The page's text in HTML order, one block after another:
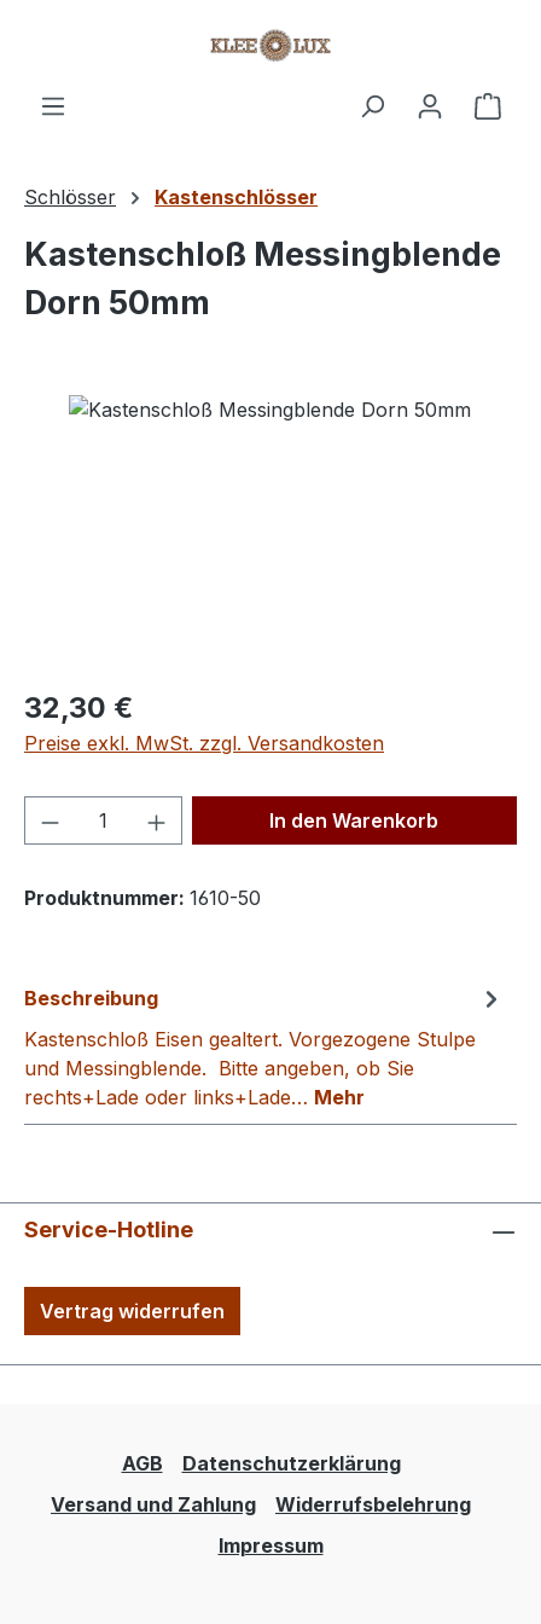
Schlösser Kastenschlösser
Kastenschloß Messingblende
Dorn 50mm
Regulärer Preis:
32,30 €
Preise exkl. MwSt. zzgl. Versandkosten
Produkt Anzahl: Gib denIn den Warenkorb
Produktnummer: 1610-50
Beschreibung
Kastenschloß Eisen gealtert. Vorgezogene Stulpe
und Messingblende. Bitte angeben, ob Sie
rechts+Lade oder links+Lade… Mehr
Service-Hotline
Vertrag widerrufen
AGB
Datenschutzerklärung
Versand und Zahlung
Widerrufsbelehrung
Impressum